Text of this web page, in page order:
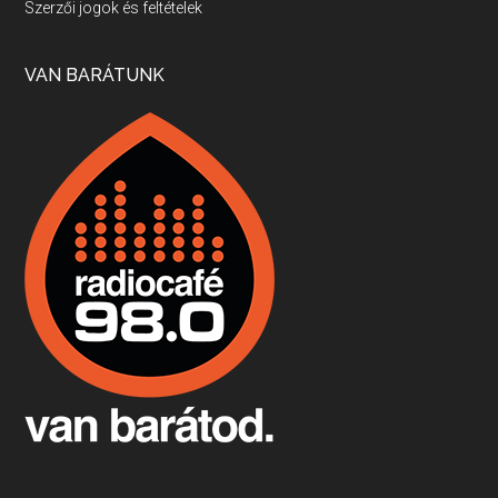
Apr 17, 2026 • 00:35:38
Boston, teadélután, bab és homár
Apr 9, 2026 • 00:37:17
Fermentáljunk, a testünk meghálálja!
Apr 3, 2026 • 00:36:07
Szerzői jogok és feltételek
VAN BARÁTUNK